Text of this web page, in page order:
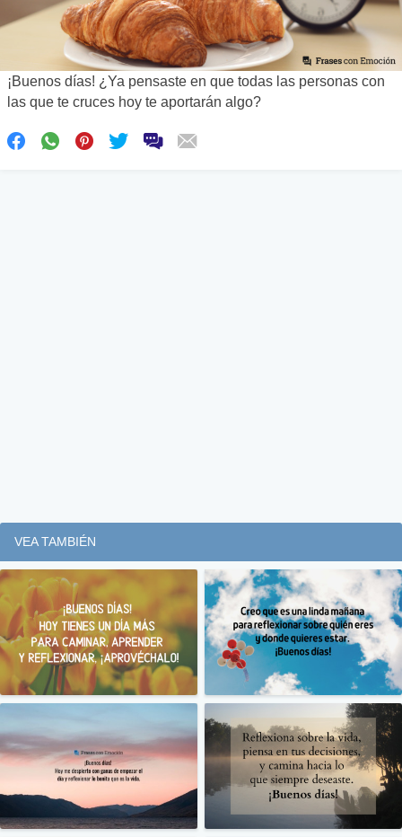
¡Buenos días! ¿Ya pensaste en que todas las personas con
las que te cruces hoy te aportarán algo?
VEA TAMBIÉN